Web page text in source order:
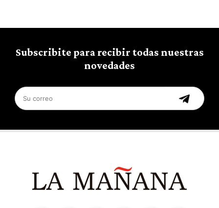
Subscribite para recibir todas nuestras
novedades